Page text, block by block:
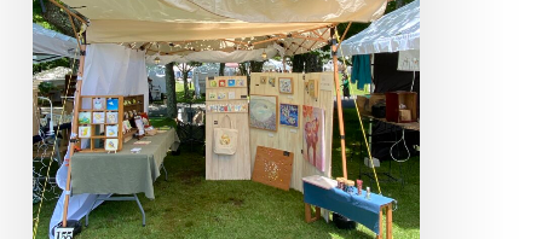
フ
ト
市